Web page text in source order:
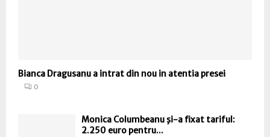
Bianca Dragusanu a intrat din nou in atentia presei
0
Monica Columbeanu şi-a fixat tariful:
2.250 euro pentru...